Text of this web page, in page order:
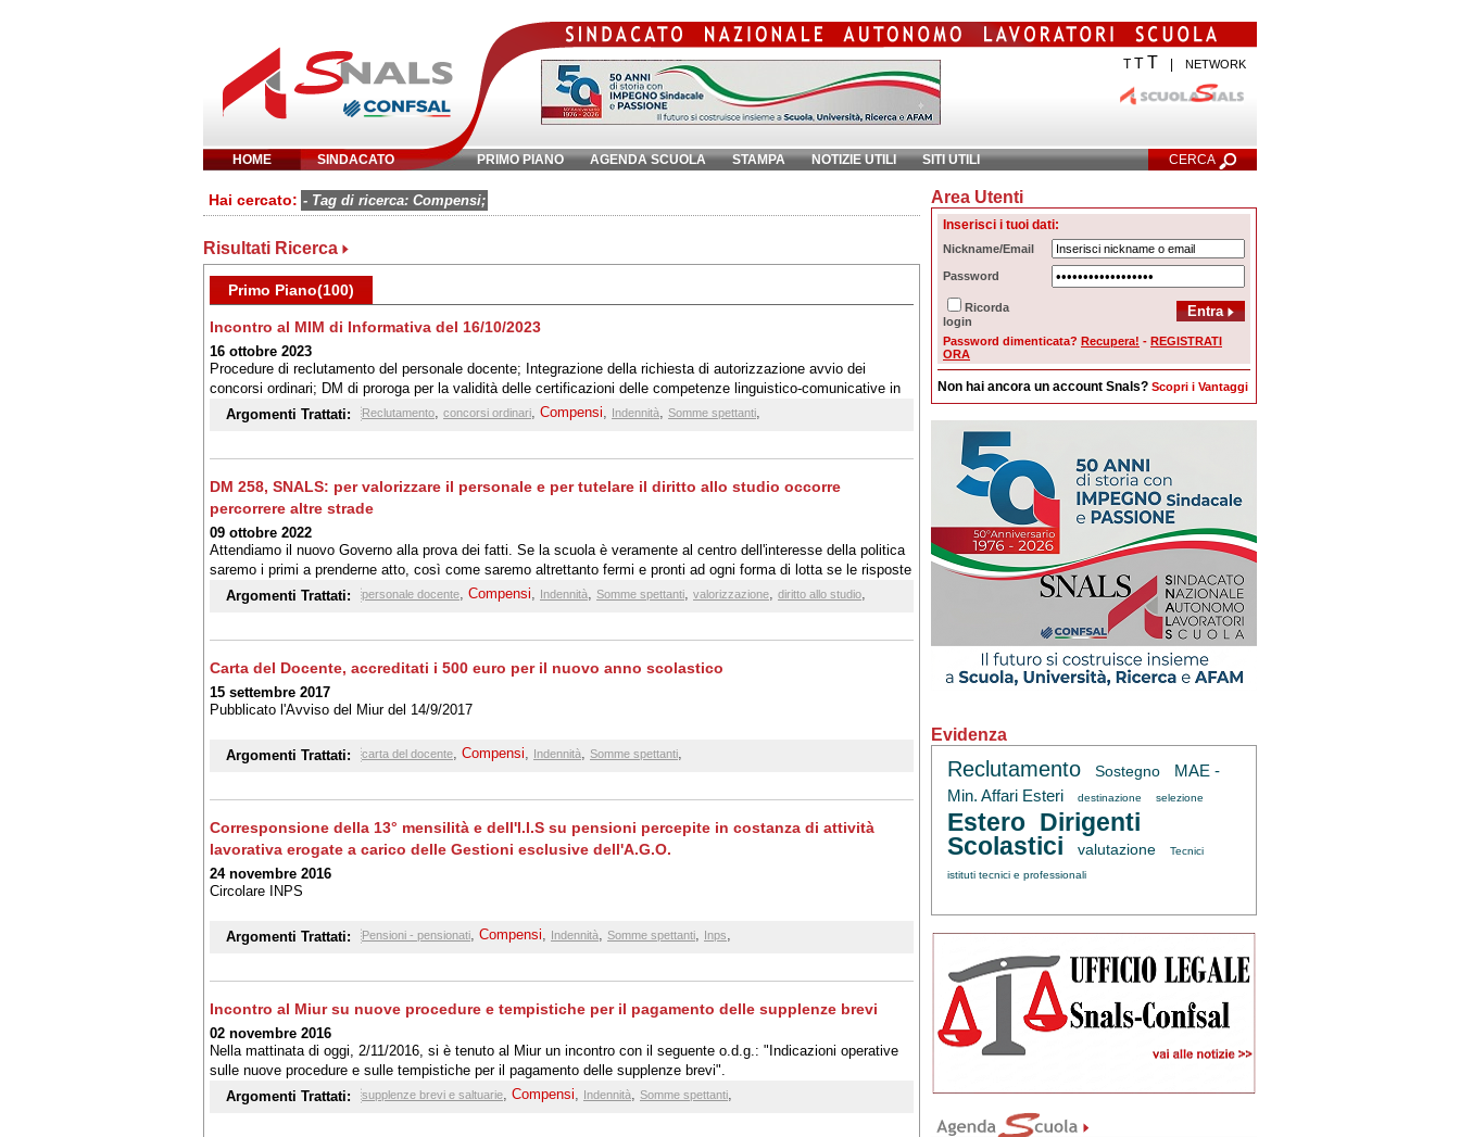
T TT NETWORK
HOME SINDACATO PRIMO PIANO AGENDA SCUOLA STAMPA NOTIZIE UTILI SITI UTILI CERCA
Inserisci parola chiave: Ricerca Avanzata
Hai cercato: - Tag di ricerca: Compensi;
Risultati Ricerca
Primo Piano(100)
Incontro al MIM di Informativa del 16/10/2023
16 ottobre 2023
Procedure di reclutamento del personale docente; Integrazione della richiesta di autorizzazione avvio dei
concorsi ordinari; DM di proroga per la validità delle certificazioni delle competenze linguistico-comunicative in
lingua straniera del personale scolastico; Decr. Intermin. sui compensi per i presidenti, i componenti, i segretari
delle commissioni dei concorsi banditi dal Mim
Argomenti Trattati: Reclutamento, concorsi ordinari, Compensi, Indennità, Somme spettanti,
DM 258, SNALS: per valorizzare il personale e per tutelare il diritto allo studio occorre
percorrere altre strade
09 ottobre 2022
Attendiamo il nuovo Governo alla prova dei fatti. Se la scuola è veramente al centro dell'interesse della politica
saremo i primi a prenderne atto, così come saremo altrettanto fermi e pronti ad ogni forma di lotta se le risposte
dell'amministrazione continueranno ad essere evasive ed incuranti dei veri interessi della comunità scolastica
Argomenti Trattati: personale docente, Compensi, Indennità, Somme spettanti, valorizzazione, diritto allo studio,
Carta del Docente, accreditati i 500 euro per il nuovo anno scolastico
15 settembre 2017
Pubblicato l'Avviso del Miur del 14/9/2017
Argomenti Trattati: carta del docente, Compensi, Indennità, Somme spettanti,
Corresponsione della 13° mensilità e dell'I.I.S su pensioni percepite in costanza di attività
lavorativa erogate a carico delle Gestioni esclusive dell'A.G.O.
24 novembre 2016
Circolare INPS
Argomenti Trattati: Pensioni - pensionati, Compensi, Indennità, Somme spettanti, Inps,
Incontro al Miur su nuove procedure e tempistiche per il pagamento delle supplenze brevi
02 novembre 2016
Nella mattinata di oggi, 2/11/2016, si è tenuto al Miur un incontro con il seguente o.d.g.: "Indicazioni operative
sulle nuove procedure e sulle tempistiche per il pagamento delle supplenze brevi".
Argomenti Trattati:
supplenze brevi e saltuarie, Compensi, Indennità, Somme spettanti,
Area Utenti
Inserisci i tuoi dati:
Nickname/Email
Password
Ricorda
login
Password dimenticata? Recupera! - REGISTRATI
ORA
Non hai ancora un account Snals? Scopri i Vantaggi
Evidenza
Reclutamento Sostegno
MAE -
Min. Affari Esteri
destinazione selezione
Estero Dirigenti
Scolastici
valutazione
Tecnici
istituti tecnici e professionali